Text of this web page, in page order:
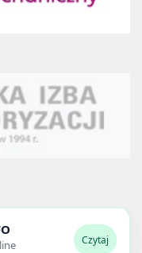
Czytaj